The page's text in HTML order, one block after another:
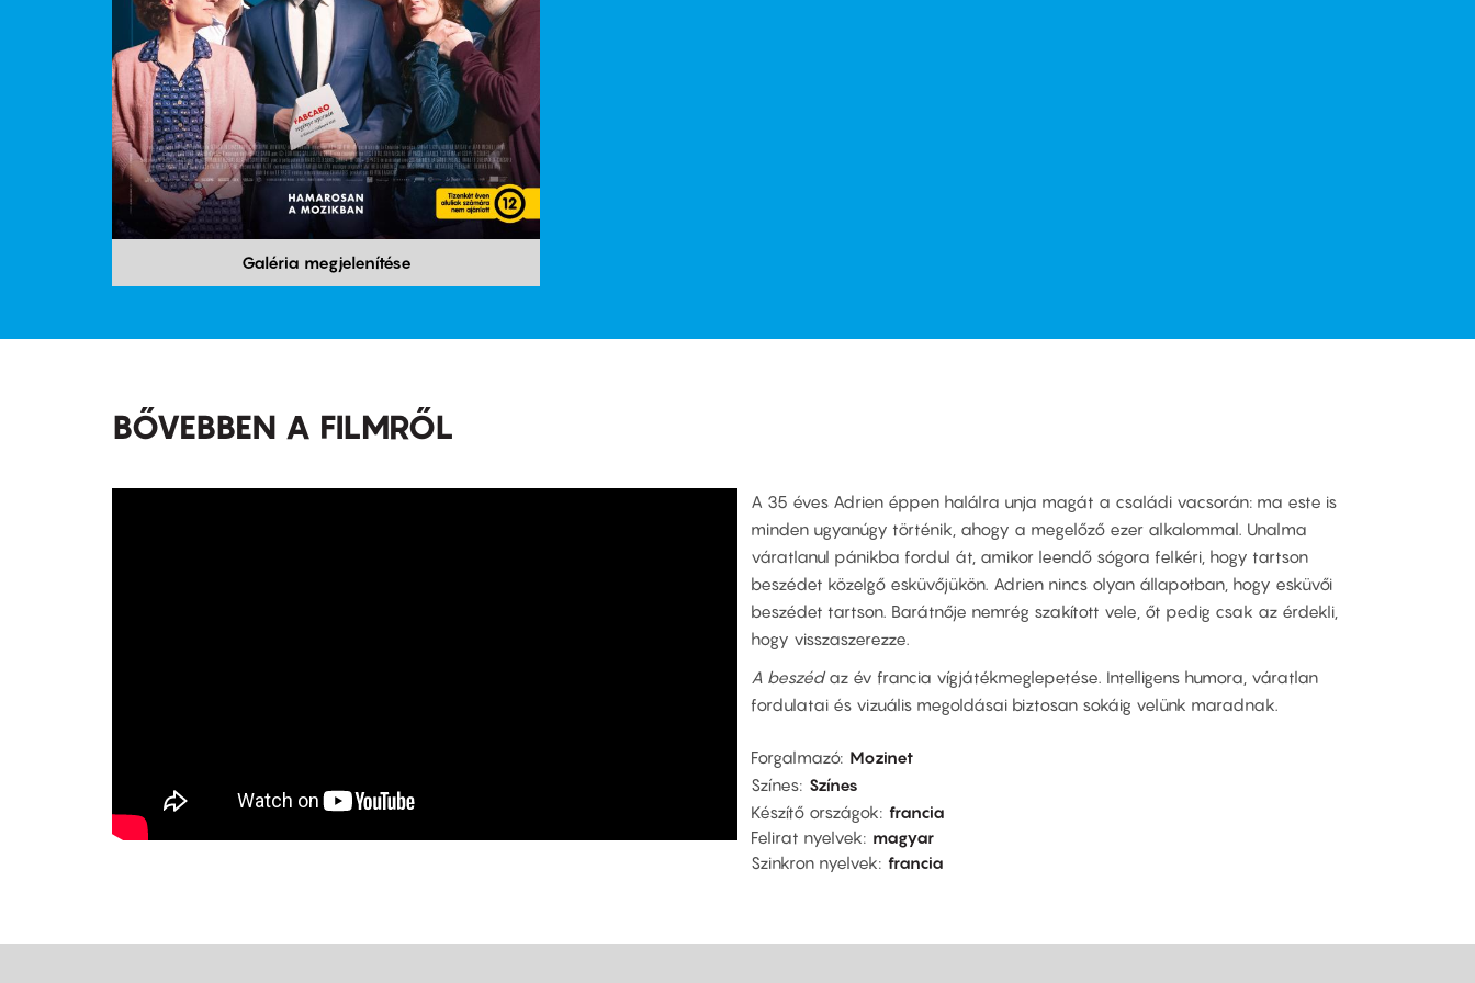
Galéria megjelenítése
BŐVEBBEN A FILMRŐL
A 35 éves Adrien éppen halálra unja magát a családi vacsorán: ma este is
minden ugyanúgy történik, ahogy a megelőző ezer alkalommal. Unalma
váratlanul pánikba fordul át, amikor leendő sógora felkéri, hogy tartson
beszédet közelgő esküvőjükön. Adrien nincs olyan állapotban, hogy esküvői
beszédet tartson. Barátnője nemrég szakított vele, őt pedig csak az érdekli,
hogy visszaszerezze.
A beszédaz év francia vígjátékmeglepetése. Intelligens humora, váratlan
fordulatai és vizuális megoldásai biztosan sokáig velünk maradnak.
Forgalmazó Mozinet
Színes Színes
Készítő országok francia
Felirat nyelvek
magyar
Szinkron nyelvek francia